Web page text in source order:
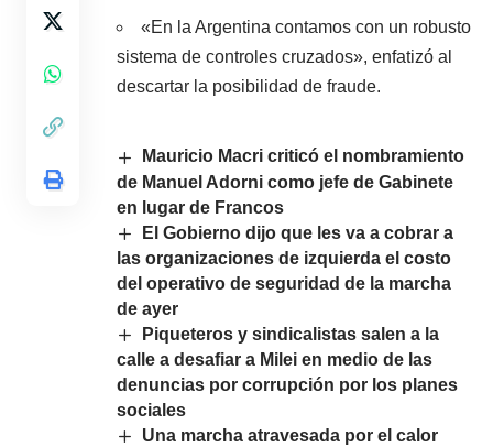
«En la Argentina contamos con un robusto
sistema de controles cruzados», enfatizó al
descartar la posibilidad de fraude.
Mauricio Macri criticó el nombramiento
de Manuel Adorni como jefe de Gabinete
en lugar de Francos
El Gobierno dijo que les va a cobrar a
las organizaciones de izquierda el costo
del operativo de seguridad de la marcha
de ayer
Piqueteros y sindicalistas salen a la
calle a desafiar a Milei en medio de las
denuncias por corrupción por los planes
sociales
Una marcha atravesada por el calor